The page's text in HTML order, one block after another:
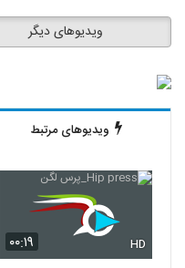
لگن
16
ویدیوهای دیگر
ویدیوهای مرتبط
۰۰:۱۹ HD